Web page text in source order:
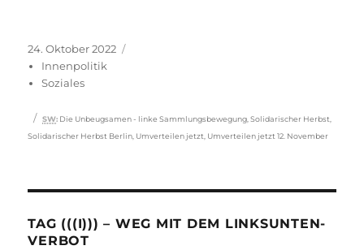
Veröffentlicht
am
24. Oktober 2022
Innenpolitik
Soziales
Schlagwörter
SW: Die Unbeugsamen - linke Sammlungsbewegung,Solidarischer Herbst,
Solidarischer Herbst Berlin, Umverteilen jetzt, Umverteilen jetzt 12. November
TAG (((I))) – WEG MIT DEM LINKSUNTEN-
VERBOT